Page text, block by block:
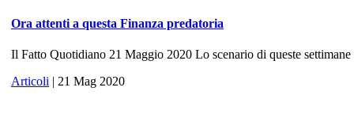
Ora attenti a questa Finanza predatoria
Il Fatto Quotidiano 21 Maggio 2020 Lo scenario di queste
Articoli | 21 Mag 2020